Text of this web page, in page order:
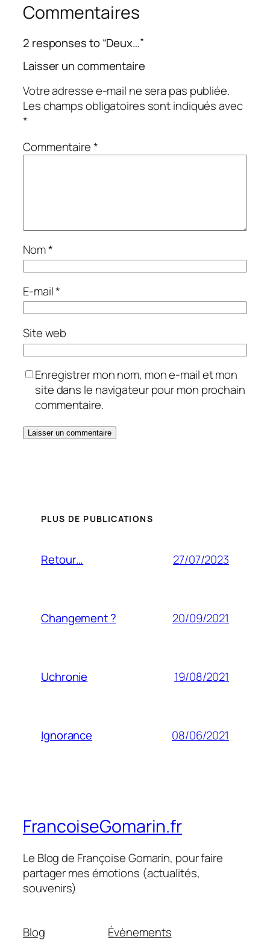
Commentaires
2 responses to “Deux…”
Laisser un commentaire
Votre adresse e-mail ne sera pas publiée.
Les champs obligatoires sont indiqués avec
*
Commentaire*
Nom*
E-mail*
Site web
Enregistrer mon nom, mon e-mail et mon
site dans le navigateur pour mon prochain
commentaire.
PLUS DE PUBLICATIONS
Retour… 27/07/2023
Changement ? 20/09/2021
Uchronie 19/08/2021
Ignorance 08/06/2021
FrancoiseGomarin.fr
Le Blog de Françoise Gomarin, pour faire
partager mes émotions (actualités,
souvenirs)
Blog
Évènements